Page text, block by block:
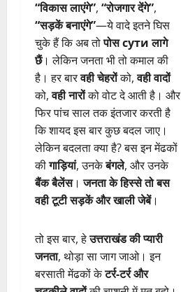
“विकास लाएंगे”, “रोजगार देंगे”,
“सड़कें बनाएंगे”—ये वादे इतने घिस
चुके हैं कि अब तोपोस сути लागे
छैं। लेकिन जनता भी तो कमाल की
है। हर बारवही चेहरोंको,वही वादों
को,वही नारोंको वोट दे आती है। और
फिर पांच साल तक इंतजार करती है
कि शायद इस बार कुछ बदल जाए।
लेकिन बदलता क्या है? बस इन मेंढकों
कीगाड़ियां, उनकेबंगले, और उनके
बैंक बैलेंस।जनता के हिस्से तो बस
वही टूटी सड़कें और खाली जेबें।
तो इस बार, हेउत्तराखंड की प्यारी
जनता, थोड़ा सा जाग जाओ। इन
बरसाती मेंढकों केटर्र-टर्र और